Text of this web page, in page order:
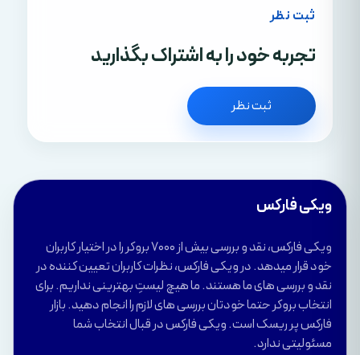
ثبت نظر
تجربه خود را به اشتراک بگذارید
ثبت نظر
ویکی فارکس
ویکی فارکس، نقد و بررسی بیش از 7000 بروکر را در اختیار کاربران
خود قرار میدهد. در ویکی فارکس، نظرات کاربران تعیین کننده در
نقد و بررسی های ما هستند. ما هیچ لیستِ بهترینی نداریم. برای
انتخاب بروکر حتما خودتان بررسی های لازم را انجام دهید. بازار
فارکس پر ریسک است. ویکی فارکس در قبال انتخاب شما
مسئولیتی ندارد.